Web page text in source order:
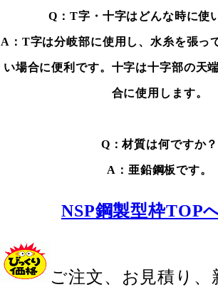
Q：T字・十字はどんな時に使
A：T字は分岐部に使用し、水糸を張っ
い場合に便利です。十字は十字部の天
合に使用します。
Q：材質は何ですか？
A：亜鉛鋼板です。
NSP鋼製型枠TOP
ご注文、お見積り、